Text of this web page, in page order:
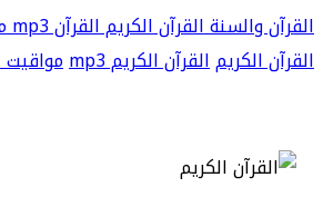
القرآن والسنةالقرآن الكريمالقرآن mp3
القرآن الكريمالقرآن الكريم mp3 مواقيت